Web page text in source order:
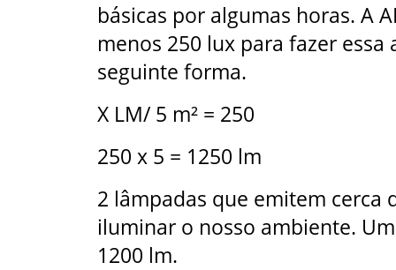
básicas por algumas horas. A
menos 250 lux para fazer
seguinte forma.
X LM/ 5 m² = 250
250 x 5 = 1250 lm
2 lâmpadas que emitem cerca
iluminar o nosso ambiente.
1200 lm.